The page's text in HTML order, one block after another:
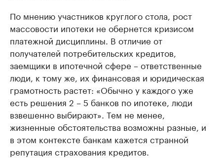
По мнению участников круглого стола, рост
массовости ипотеки не обернется кризисом
платежной дисциплины. В отличие от
получателей потребительских кредитов,
заемщики в ипотечной сфере – ответственные
люди, к тому же, их финансовая и юридическая
грамотность растет: «Обычно у каждого уже
есть решения 2 – 5 банков по ипотеке, люди
взвешенно выбирают». Тем не менее,
жизненные обстоятельства возможны разные, и
в этом контексте банкам кажется странной
репутация страхования кредитов.